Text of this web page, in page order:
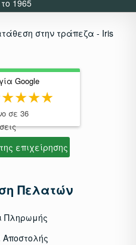
Google
σε 36
επιχείρησης
Πελατών
Πληρωμής
Αποστολής